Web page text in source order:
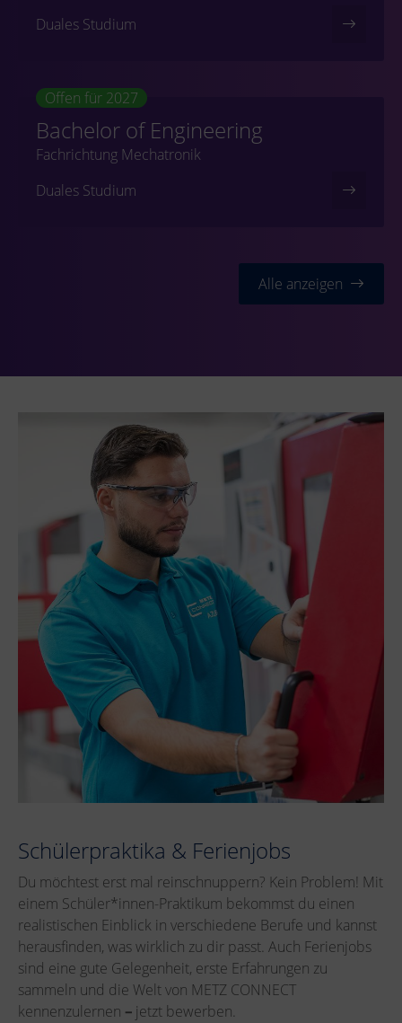
Duales Studium
Offen für 2027
Bachelor of Engineering
Fachrichtung Mechatronik
Duales Studium
Alle anzeigen
Schülerpraktika & Ferienjobs
Du möchtest erst mal reinschnuppern? Kein Problem! Mit
einem Schüler*innen-Praktikum bekommst du einen
realistischen Einblick in verschiedene Berufe und kannst
herausfinden, was wirklich zu dir passt. Auch Ferienjobs
sind eine gute Gelegenheit, erste Erfahrungen zu
sammeln und die Welt von METZ CONNECT
kennenzulernen – jetzt bewerben.